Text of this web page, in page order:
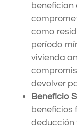
benefician
como
período
vivienda
devolver
Beneficio
beneficios
deducción